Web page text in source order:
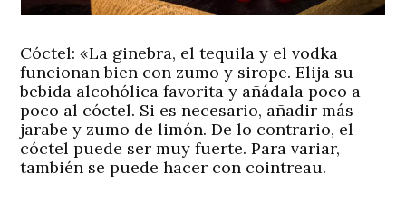
Cóctel: «La ginebra, el tequila y el vodka
funcionan bien con zumo y sirope. Elija su
bebida alcohólica favorita y añádala poco a
poco al cóctel. Si es necesario, añadir más
jarabe y zumo de limón. De lo contrario, el
cóctel puede ser muy fuerte. Para variar,
también se puede hacer con cointreau.